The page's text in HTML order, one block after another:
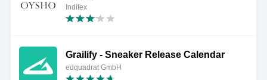
Inditex
Grailify - Sneaker Release Calendar
edquadrat GmbH